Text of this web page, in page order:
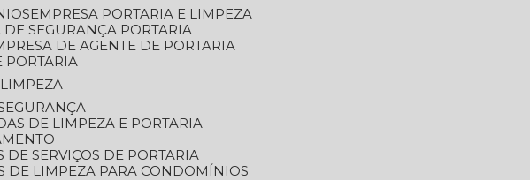
EMPRESA PORTARIA E LIMPEZA
DE SEGURANÇA PORTARIA
DE AGENTE DE PORTARIA
PORTARIA
LIMPEZA
DE LIMPEZA E PORTARIA
DE SERVIÇOS DE PORTARIA
DE LIMPEZA PARA CONDOMÍNIOS